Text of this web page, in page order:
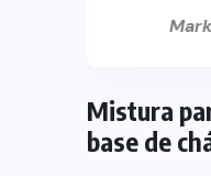
Mistura
base de